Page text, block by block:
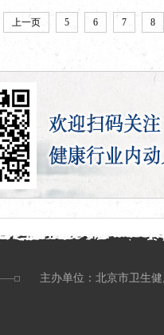
上一页 5 6 7 8
主办单位：北京市卫生